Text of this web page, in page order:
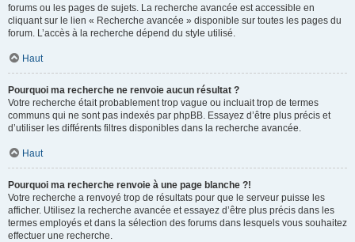
forums ou les pages de sujets. La recherche avancée est accessible en
cliquant sur le lien « Recherche avancée » disponible sur toutes les pages du
forum. L’accès à la recherche dépend du style utilisé.
Haut
Pourquoi ma recherche ne renvoie aucun résultat ?
Votre recherche était probablement trop vague ou incluait trop de termes
communs qui ne sont pas indexés par phpBB. Essayez d’être plus précis et
d’utiliser les différents filtres disponibles dans la recherche avancée.
Haut
Pourquoi ma recherche renvoie à une page blanche ?!
Votre recherche a renvoyé trop de résultats pour que le serveur puisse les
afficher. Utilisez la recherche avancée et essayez d’être plus précis dans les
termes employés et dans la sélection des forums dans lesquels vous souhaitez
effectuer une recherche.